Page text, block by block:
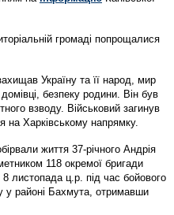
громаді попрощалися
Україну та її народ, мир
домівці, безпеку родини. Він був
взводу. Військовий загинув
на Харківському напрямку.
життя 37-річного Андрія
118 окремої бригади
8 листопада ц.р. під час бойового
у районі Бахмута, отримавши